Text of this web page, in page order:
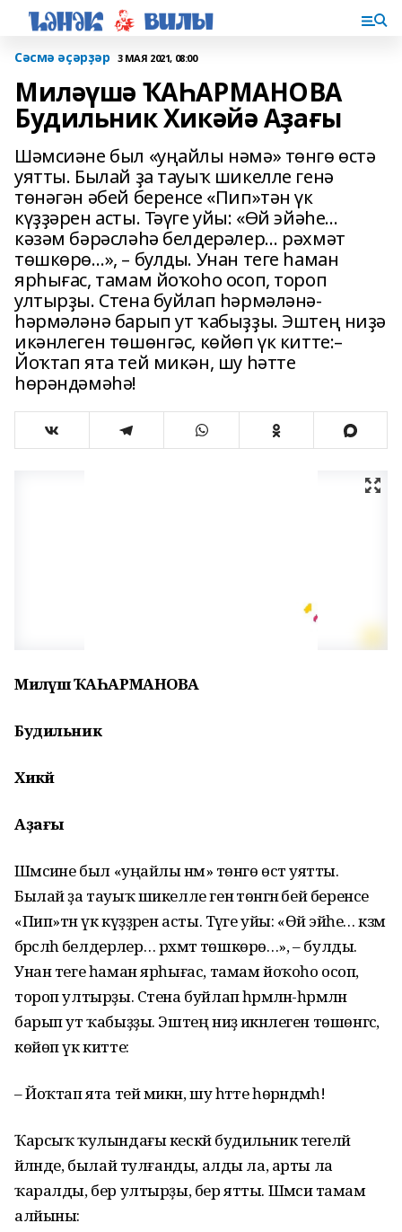
Сәсмә әҫәрҙәр 3 МАЯ 2021, 08:00
Миләүшә ҠАҺАРМАНОВА
Будильник Хикәйә Аҙағы
Шәмсиәне был «уңайлы нәмә» төнгө өстә
уятты. Былай ҙа тауыҡ шикелле генә
төнәгән әбей беренсе «Пип»тән үк
күҙҙәрен асты. Тәүге уйы: «Өй эйәһе…
кәзәм бәрәсләһә белдерәлер… рәхмәт
төшкөрө…», – булды. Унан теге һаман
ярһығас, тамам йоҡоһо осоп, тороп
ултырҙы. Стена буйлап һәрмәләнә-
һәрмәләнә барып ут ҡабыҙҙы. Эштең ниҙә
икәнлеген төшөнгәс, көйөп үк китте:–
Йоҡтап ята тей микән, шу һәтте
һөрәндәмәһә!
Миләүшә ҠАҺАРМАНОВА
Будильник
Хикәйә
Аҙағы
Шәмсиәне был «уңайлы нәмә» төнгө өстә уятты.
Былай ҙа тауыҡ шикелле генә төнәгән әбей беренсе
«Пип»тән үк күҙҙәрен асты. Тәүге уйы: «Өй эйәһе… кәзәм
бәрәсләһә белдерәлер… рәхмәт төшкөрө…», – булды.
Унан теге һаман ярһығас, тамам йоҡоһо осоп,
тороп ултырҙы. Стена буйлап һәрмәләнә-һәрмәләнә
барып ут ҡабыҙҙы. Эштең ниҙә икәнлеген төшөнгәс,
көйөп үк китте:
– Йоҡтап ята тей микән, шу һәтте һөрәндәмәһә!
Ҡарсыҡ ҡулындағы кескәй будильник тегеләй
әйләнде, былай тулғанды, алды ла, арты ла
ҡаралды, бер ултырҙы, бер ятты. Шәмсиә тамам
алйыны: